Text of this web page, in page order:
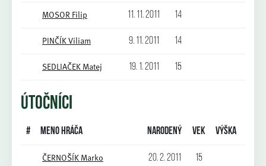
MOSOR Filip 11. 11. 2011 14
PINČÍK Viliam 9. 11. 2011 14
SEDLIAČEK Matej 19. 1. 2011 15
ÚTOČNÍCI
# Meno hráča Narodený Vek Výška
ČERNOŠÍK Marko 20. 2. 2011 15